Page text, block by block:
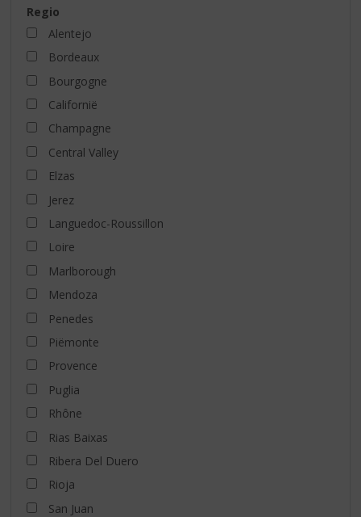
Regio
Alentejo
Bordeaux
Bourgogne
Californië
Champagne
Central Valley
Elzas
Jerez
Languedoc-Roussillon
Loire
Marlborough
Mendoza
Penedes
Piëmonte
Provence
Puglia
Rhône
Rias Baixas
Ribera Del Duero
Rioja
San Juan